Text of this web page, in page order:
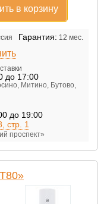
в корзину
Гарантия: 12 мес.
до 17:00
Митино, Бутово,
до 19:00
стр. 1
проспект»